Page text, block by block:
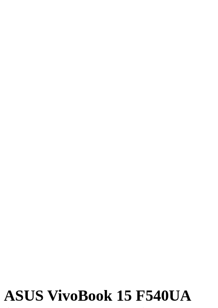
ASUS VivoBook 15 F540UA